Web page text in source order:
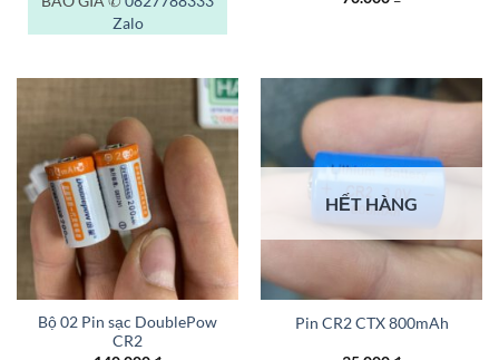
Zalo
Bộ 02 Pin sạc DoublePow
CR2
HẾT HÀNG
Pin CR2 CTX 800mAh